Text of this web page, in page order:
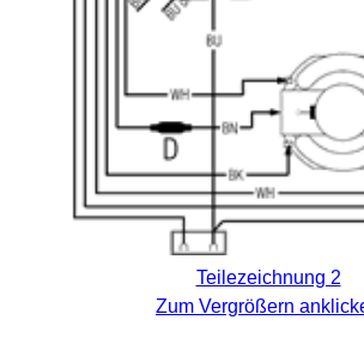
Teilezeichnung 2
Zum Vergrößern